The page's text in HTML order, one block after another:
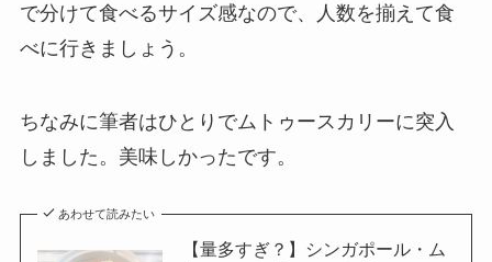
で分けて食べるサイズ感なので、人数を揃えて食
べに行きましょう。
ちなみに筆者はひとりでムトゥースカリーに突入
しました。美味しかったです。
あわせて読みたい
【量多すぎ？】シンガポール・ム